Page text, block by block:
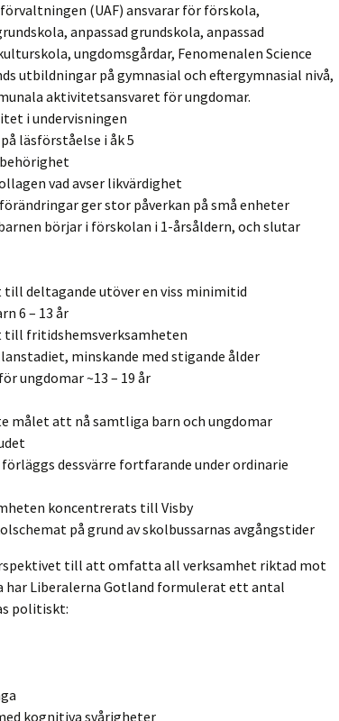
(UAF) ansvarar för förskola,
anpassad grundskola, anpassad
ungdomsgårdar, Fenomenalen Science
utbildningar på gymnasial och eftergymnasial nivå,
aktivitetsansvaret för ungdomar.
i undervisningen
läsförståelse i åk 5
vad avser likvärdighet
ger stor påverkan på små enheter
börjar i förskolan i 1-årsåldern, och slutar
till deltagande utöver en viss minimitid
6 – 13 år
till fritidshemsverksamheten
minskande med stigande ålder
ungdomar ~13 – 19 år
målet att nå samtliga barn och ungdomar
dessvärre fortfarande under ordinarie
koncentrerats till Visby
på grund av skolbussarnas avgångstider
till att omfatta all verksamhet riktad mot
har Liberalerna Gotland formulerat ett antal
politiskt:
kognitiva svårigheter